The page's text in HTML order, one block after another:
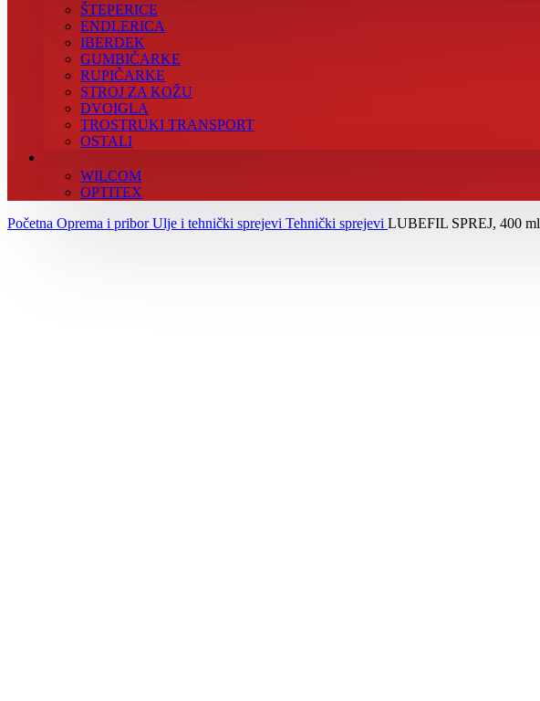
ŠTEPERICE
ENDLERICA
IBERDEK
GUMBIČARKE
RUPIČARKE
STROJ ZA KOŽU
DVOIGLA
TROSTRUKI TRANSPORT
OSTALI
WILCOM
OPTITEX
Početna Oprema i priborUlje i tehnički sprejevi Tehnički sprejevi LUBEFIL SPREJ, 400 ml